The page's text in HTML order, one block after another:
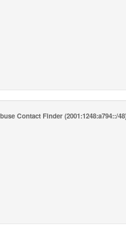
Contact Finder (2001:1248:a794::/